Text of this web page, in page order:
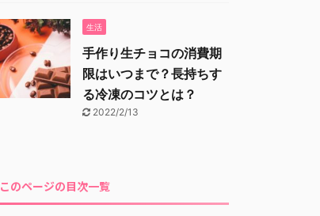
生活
手作り生チョコの消費期
限はいつまで？長持ちす
る冷凍のコツとは？
2022/2/13
このページの目次一覧